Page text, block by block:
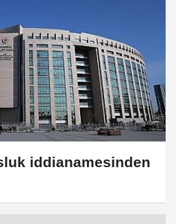
iddianamesinden